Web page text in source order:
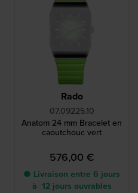
Rado
07.09225.10
Anatom 24 mm Bracelet en
caoutchouc vert
576,00 €
● Livraison entre 6 jours
à 12 jours ouvrables